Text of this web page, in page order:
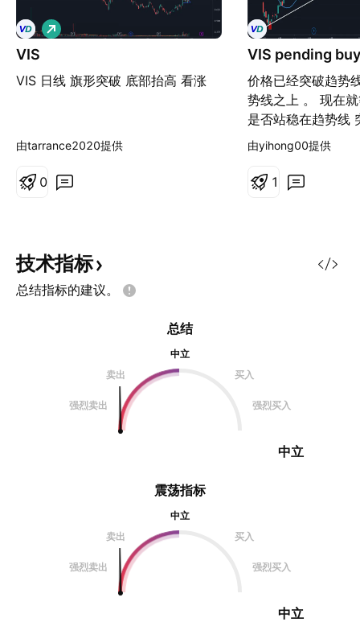
VIS
VIS 日线 旗形突破 底部抬高 看涨
做
多
由tarrance2020提供
0
VIS pending buy
价格已经突破趋势
势线之上 。 现在
是否站稳在趋势线
力)就会转换成(支
由yihong00提供
1
技术指标
总结指标的建议。
震荡指标
中立
卖出
买入
强烈卖出 强烈买入
中立
总结
中立
卖出
买入
强烈卖出 强烈买入
中立